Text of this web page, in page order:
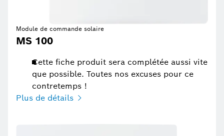
Module de commande solaire
MS 100
Cette fiche produit sera complétée aussi vite
que possible. Toutes nos excuses pour ce
contretemps !
Plus de détails